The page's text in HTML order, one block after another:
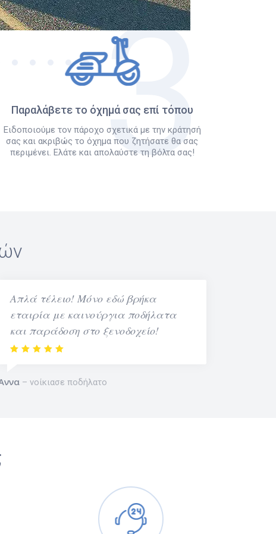
Παραλάβετε το όχημά σας επί τόπου
Ειδοποιούμε τον πάροχο σχετικά με την κράτησή
σας και ακριβώς το όχημα που ζητήσατε θα σας
περιμένει. Ελάτε και απολαύστε τη βόλτα σας!
Απλά τέλειο! Μόνο εδώ βρήκα
εταιρία με καινούργια ποδήλατα
και παράδοση στο ξενοδοχείο!
νοίκιασε ποδήλατο